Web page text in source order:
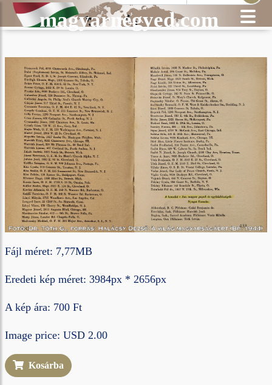
magyarnegyed.com
Fájl méret: 7,77MB
Eredeti kép méret: 3984px * 2656px
A kép ára: 700 Ft
Image price: USD 2.00
Kosárba